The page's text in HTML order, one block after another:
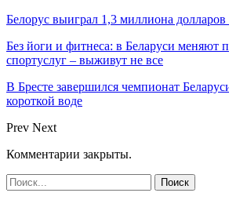
Белорус выиграл 1,3 миллиона долларов
Без йоги и фитнеса: в Беларуси меняют
спортуслуг – выживут не все
В Бресте завершился чемпионат
короткой воде
Prev Next
Комментарии закрыты.